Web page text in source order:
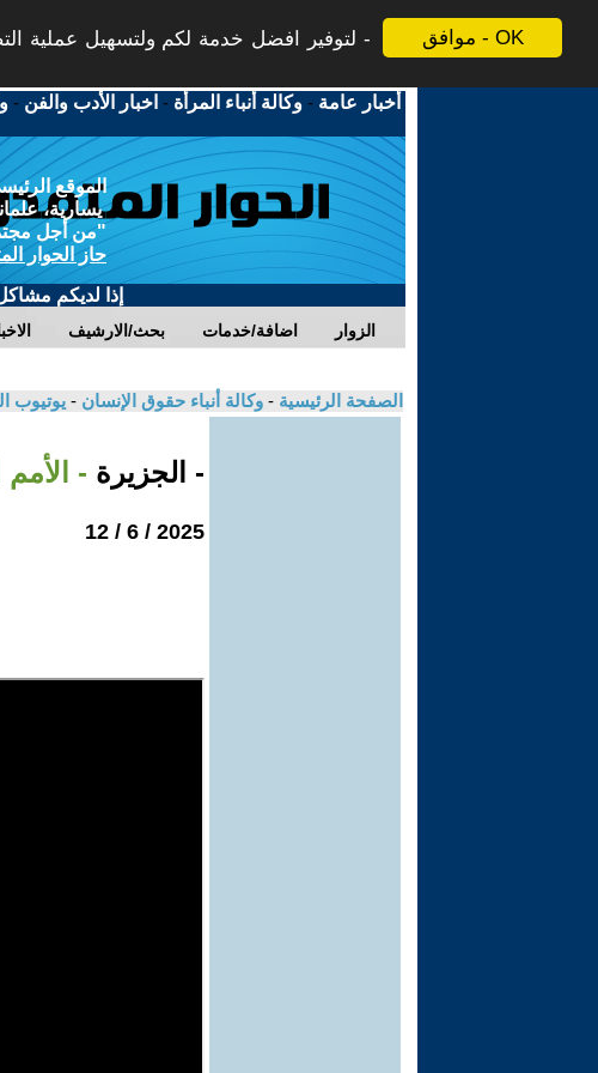
موافق - OK
لتوفير افضل خدمة لكم ولتسهيل عملية
أخبار عامة -وكالة أنباء المرأة - اخبار الأدب والفن -
الموقع
يسارية،
"من أجل
حاز الحوار
إذا لديكم
بحث/الارشيف اضافة/خدمات الزوار
الصفحة الرئيسية - وكالة أنباء حقوق الإنسان - يوتيوب
- الجزيرة -
2025 / 6 / 12